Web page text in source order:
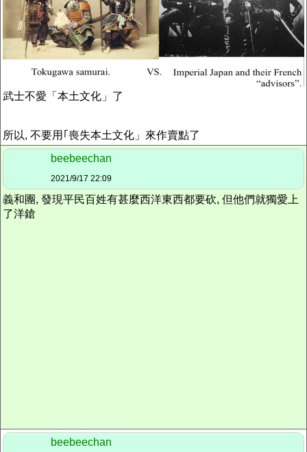
武士不愛「本土文化」了
所以, 不要用｢喪失本土文化」來作賣點了
beebeechan
2021/9/17 22:09
義和團, 發現平民百姓有甚麼西洋東西都要砍, 但他們就獨愛上
了洋鎗
beebeechan